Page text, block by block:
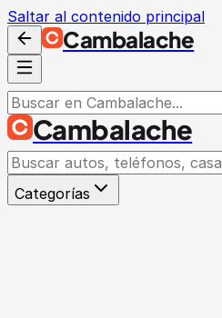
Saltar al contenido principal
Cambalache
Cambalache
Categorías